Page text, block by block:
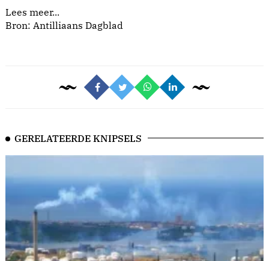
Lees meer...
Bron: Antilliaans Dagblad
GERELATEERDE KNIPSELS